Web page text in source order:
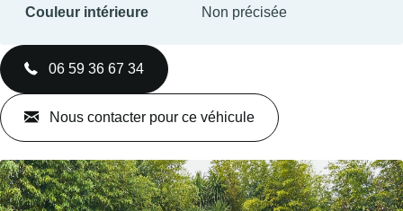
Couleur intérieure
Non précisée
06 59 36 67 34
Nous contacter pour ce véhicule